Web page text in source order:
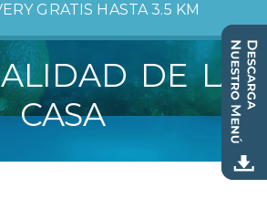
GRATIS HASTA 3.5 KM
DE LA
CASA